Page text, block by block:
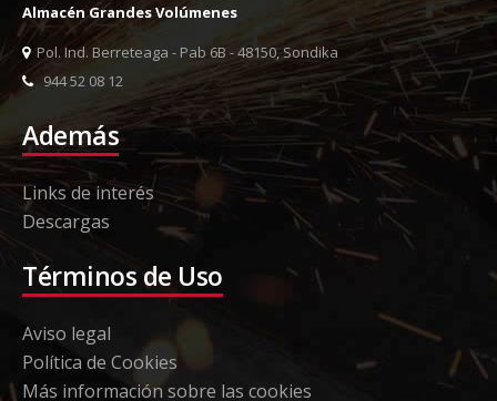
Almacén Grandes Volúmenes
Pol. Ind. Berreteaga - Pab 6B - 48150, Sondika
944 52 08 12
Además
Links de interés
Descargas
Términos de Uso
Aviso legal
Política de Cookies
Más información sobre las cookies